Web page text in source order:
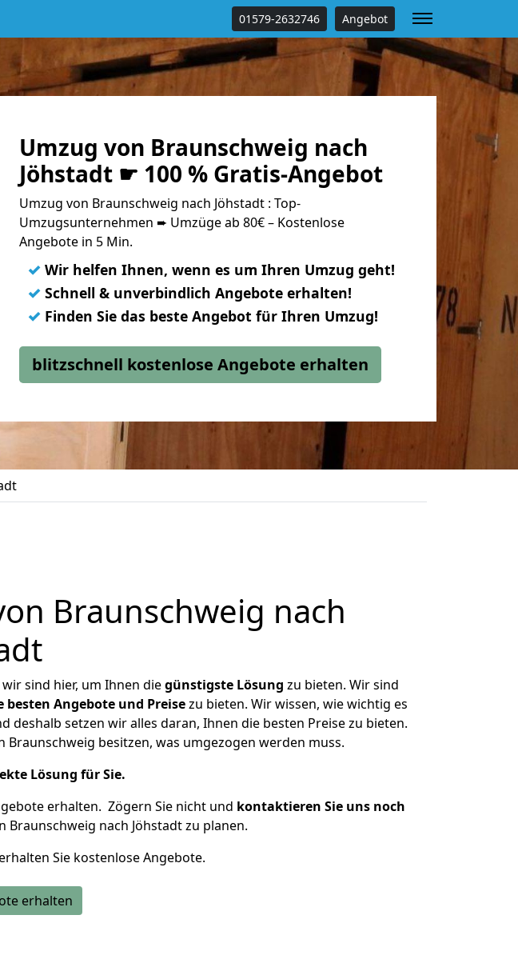
01579-2632746 Angebot
Umzug von Braunschweig nach
Jöhstadt ☛ 100 % Gratis-Angebot
Umzug von Braunschweig nach Jöhstadt : Top-
Umzugsunternehmen ➨ Umzüge ab 80€ – Kostenlose
Angebote in 5 Min.
✓ Wir helfen Ihnen, wenn es um Ihren Umzug geht!
✓ Schnell & unverbindlich Angebote erhalten!
✓ Finden Sie das beste Angebot für Ihren Umzug!
blitzschnell kostenlose Angebote erhalten
Braunschweig nach
sind hier, um Ihnen diegünstigste Lösung zu bieten. Wir sind
besten Angebote und Preisezu bieten. Wir wissen, wie wichtig es
deshalb setzen wir alles daran, Ihnen die besten Preise zu bieten.
besitzen, was umgezogen werden muss.
Lösung für Sie.
erhalten. Zögern Sie nicht und kontaktieren Sie uns noch
nach Jöhstadt zu planen.
Sie kostenlose Angebote.
erhalten